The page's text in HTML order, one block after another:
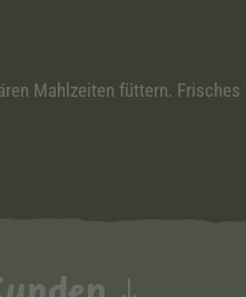
Mahlzeiten füttern.